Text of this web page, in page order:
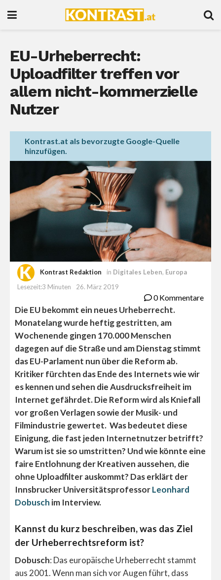
EU-Urheberrecht:
Uploadfilter treffen vor
allem nicht-kommerzielle
Nutzer
Kontrast.at als bevorzugte Google-Quelle
hinzufügen.
Kontrast Redaktion in Digitales Leben, Europa
Lesezeit:3 Minuten
26. März 2019
0 Kommentare
Die EU bekommt ein neues Urheberrecht.
Monatelang wurde heftig gestritten, am
Wochenende gingen 170.000 Menschen
dagegen auf die Straße und am Dienstag stimmt
das EU-Parlament nun über die Reform ab.
Kritiker fürchten das Ende des Internets wie wir
es kennen und sehen die Ausdrucksfreiheit im
Internet gefährdet. Die Reform wird als Kniefall
vor großen Verlagen sowie der Musik- und
Filmindustrie gewertet. Was bedeutet diese
Einigung, die fast jeden Internetnutzer betrifft?
Warum ist sie so umstritten? Und wie könnte eine
faire Entlohnung der Kreativen aussehen, die
ohne Uploadfilter auskommt? Das erklärt der
Innsbrucker UniversitätsprofessorLeonhard
Dobusch im Interview.
Kannst du kurz beschreiben, was das Ziel
der Urheberrechtsreform ist?
Dobusch: Das europäische Urheberrecht stammt
aus 2001. Wenn man sich vor Augen führt, dass